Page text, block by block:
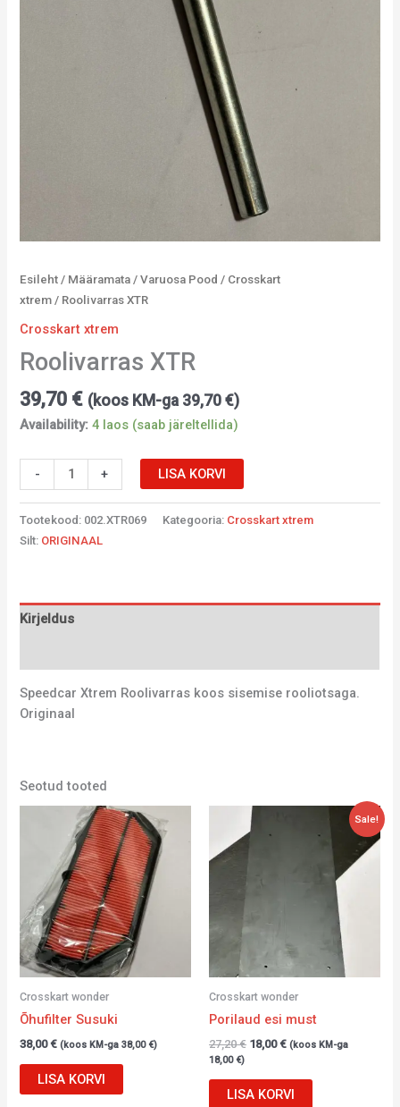
Esileht / Määramata /Varuosa Pood / Crosskart
xtrem / Roolivarras XTR
Crosskart xtrem
Roolivarras XTR
39,70 € (koos KM-ga 39,70€)
Availability: 4 laos (saab järeltellida)
- + LISA KORVI
Tootekood: 002.XTR069 Kategooria: Crosskart xtrem
Silt: ORIGINAAL
Kirjeldus
Speedcar Xtrem Roolivarras koos sisemise rooliotsaga.
Originaal
Seotud tooted
Crosskart wonder
Õhufilter Susuki
38,00€ (koos KM-ga38,00 €)
LISA KORVI
Sale!
Crosskart wonder
Porilaud esi must
27,20€
Algne
hind
18,00€ (koos KM-ga
18,00 €)
LISA KORVI